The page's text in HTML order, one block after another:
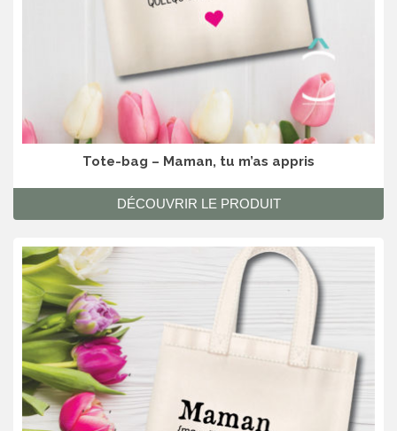
Tote-bag – Maman, tu m’as appris
DÉCOUVRIR LE PRODUIT